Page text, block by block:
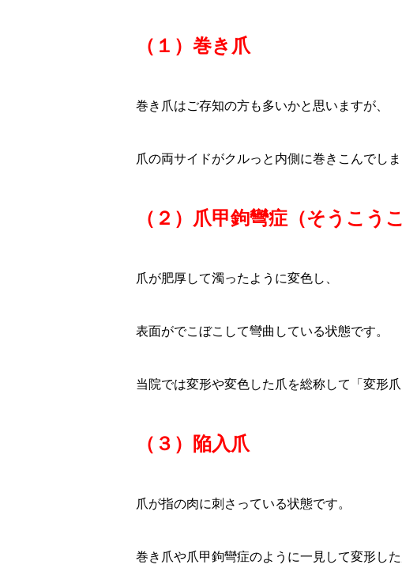
（１）巻き爪
巻き爪はご存知の方も多いかと思いますが、
爪の両サイドがクルっと内側に巻きこんでしま
（２）爪甲鉤彎症（そうこう
爪が肥厚して濁ったように変色し、
表面がでこぼこして彎曲している状態です。
当院では変形や変色した爪を総称して「変形爪
（３）陥入爪
爪が指の肉に刺さっている状態です。
巻き爪や爪甲鉤彎症のように一見して変形し